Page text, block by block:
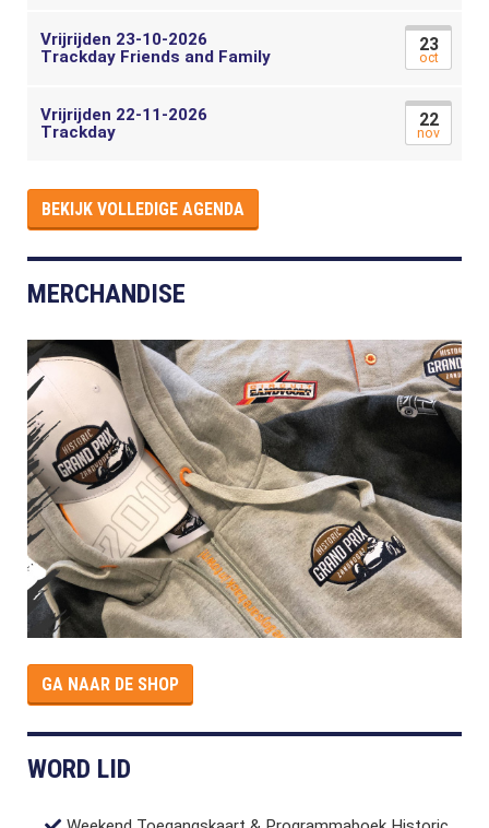
Vrijrijden 23-10-2026
Trackday Friends and Family
23
oct
Vrijrijden 22-11-2026
Trackday
22
nov
BEKIJK VOLLEDIGE AGENDA
MERCHANDISE
GA NAAR DE SHOP
WORD LID